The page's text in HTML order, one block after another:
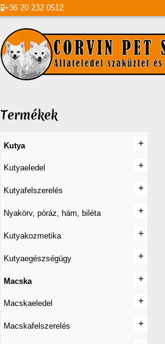
+36 20 232 0512
Termékek
Kutya +
+
Kutyaeledel +
+
Kutyafelszerelés +
+
Nyakörv, póráz, hám, biléta +
+
Kutyakozmetika +
+
Kutyaegészségügy +
+
Macska +
+
Macskaeledel +
+
Macskafelszerelés +
+